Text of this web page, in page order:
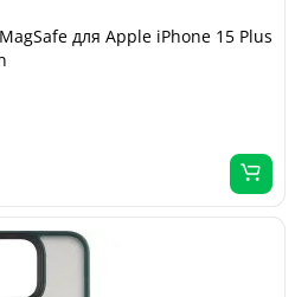
для Apple iPhone 15 Plus